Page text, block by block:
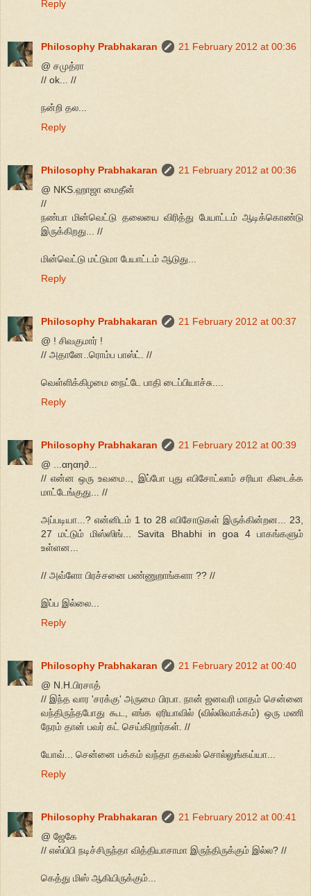
Reply
Philosophy Prabhakaran
21 February 2012 at 00:36
@ சமுத்ரா
// ok... //
நன்றி தல...
Reply
Philosophy Prabhakaran
21 February 2012 at 00:36
@ NKS.ஹாஜா மைதீன்
//
நண்பா மின்வெட்டு தலையை விரித்து பேயாட்டம் ஆடிக்கொண்டு
இருக்கிறது... //
மின்வெட்டு மட்டுமா பேயாட்டம் ஆடுது...
Reply
Philosophy Prabhakaran
21 February 2012 at 00:37
@ ! சிவகுமார் !
// அதானே..ரொம்ப பாஸ்ட். //
வெள்ளிக்கிழமை நைட்டே பாதி டைப்பியாச்சு....
Reply
Philosophy Prabhakaran
21 February 2012 at 00:39
@ ...αηαη∂...
// என்ன ஒரு உவமை.., இப்போ புது எபிசோட்லாம் சரியா கிடைக்க
மாட்டேங்குது... //
அப்படியா...? என்னிடம் 1 to 28 எபிசோடுகள் இருக்கின்றன... 23,
27 மட்டும் மிஸ்ஸிங்... Savita Bhabhi in goa 4 பாகங்களும்
உள்ளன...
// அவ்ளோ பிரச்சனை பண்ணுறாங்களா ?? //
இப்ப இல்லை...
Reply
Philosophy Prabhakaran
21 February 2012 at 00:40
@ N.H.பிரசாத்
// இந்த வார 'சரக்கு' அருமை பிரபா. நான் ஜனவரி மாதம் சென்னை
வந்திருந்தபோது கூட, எங்க ஏரியாவில் (வில்லிவாக்கம்) ஒரு மணி
நேரம் தான் பவர் கட் செய்கிறார்கள். //
யோவ்... சென்னை பக்கம் வந்தா தகவல் சொல்லுங்கய்யா...
Reply
Philosophy Prabhakaran
21 February 2012 at 00:41
@ ஜேகே
// எஸ்பிபி நடிச்சிருந்தா வித்தியாசாமா இருந்திருக்கும் இல்ல? //
கெத்து மிஸ் ஆகியிருக்கும்...